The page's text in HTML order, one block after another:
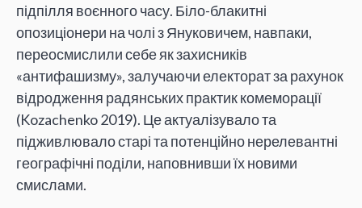
підпілля воєнного часу. Біло-блакитні
опозиціонери на чолі з Януковичем, навпаки,
переосмислили себе як захисників
«антифашизму», залучаючи електорат за рахунок
відродження радянських практик комеморації
(Kozachenko 2019). Це актуалізувало та
підживлювало старі та потенційно нерелевантні
географічні поділи, наповнивши їх новими
смислами.